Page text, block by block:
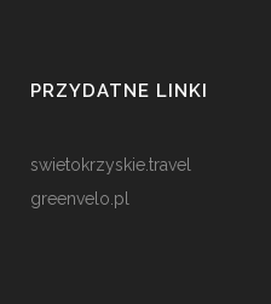
PRZYDATNE LINKI
swietokrzyskie.travel
greenvelo.pl